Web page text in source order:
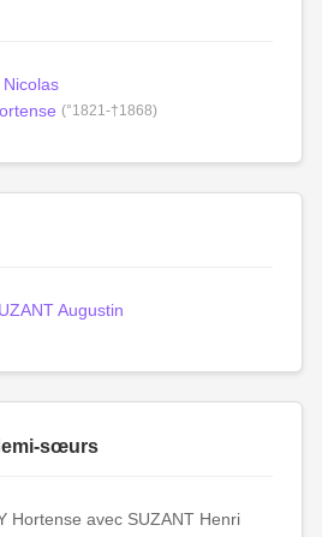
Nicolas
(°1821-†1868)
Augustin
sœurs
Hortense avec SUZANT Henri